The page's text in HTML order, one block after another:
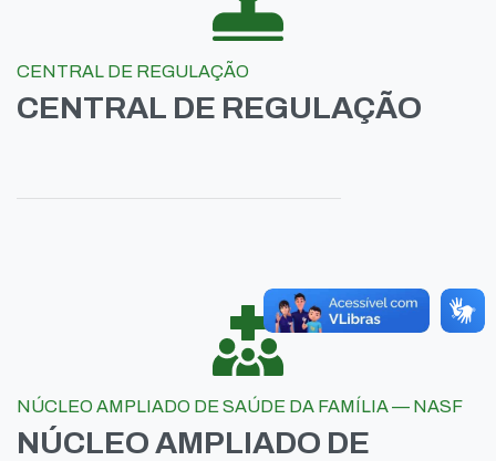
CENTRAL DE REGULAÇÃO
CENTRAL DE REGULAÇÃO
NÚCLEO AMPLIADO DE SAÚDE DA FAMÍLIA — NASF
NÚCLEO AMPLIADO DE